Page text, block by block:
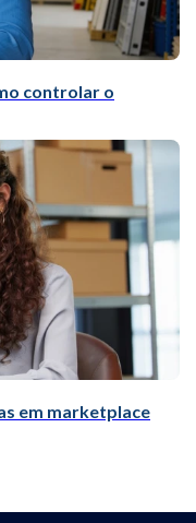
controlar o
em marketplace